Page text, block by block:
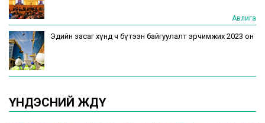
Авлига
Эдийн засаг хүнд ч бүтээн байгуулалт эрчимжих 2023 он
ҮНДЭСНИЙ ЖДҮ